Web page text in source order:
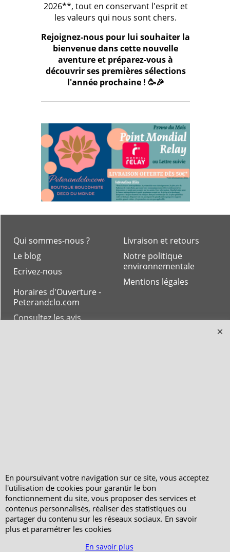
2026**, tout en conservant l'esprit et
les valeurs qui nous sont chers.
Rejoignez-nous pour lui souhaiter la
bienvenue dans cette nouvelle
aventure et préparez-vous à
découvrir ses premières sélections
l'année prochaine ! 🥳🎉
Livraison et retours
Notre politique
environnementale
Mentions légales
Qui sommes-nous ?
Le blog
Ecrivez-nous
Horaires d'Ouverture -
Peterandclo.com
Consultez les avis
En poursuivant votre navigation sur ce site, vous acceptez
l'utilisation de cookies pour garantir le bon
fonctionnement du site, vous proposer des services et
contenus personnalisés, réaliser des statistiques ou
partager du contenu sur les réseaux sociaux. En savoir
plus et paramétrer les cookies
En savoir plus